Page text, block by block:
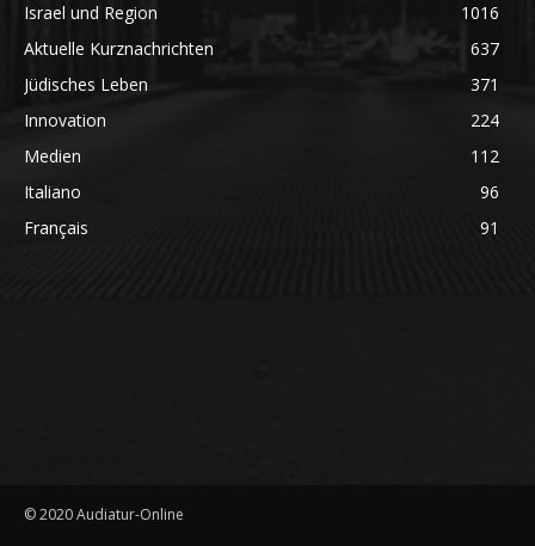
Israel und Region
1016
Aktuelle Kurznachrichten
637
Jüdisches Leben
371
Innovation
224
Medien
112
Italiano
96
Français
91
© 2020 Audiatur-Online